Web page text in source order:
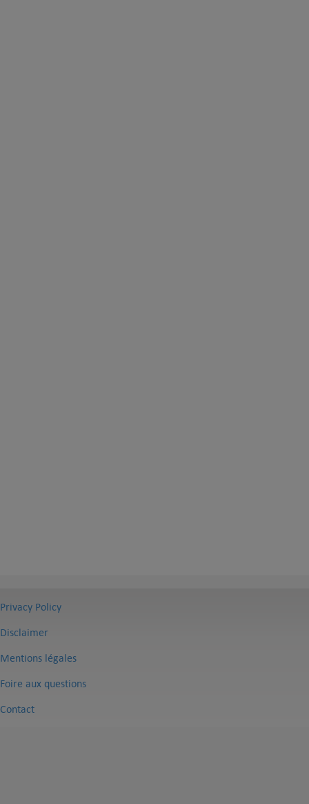
Privacy Policy
Disclaimer
Mentions légales
Foire aux questions
Contact